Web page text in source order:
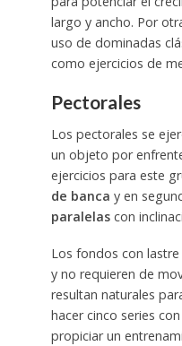
largo y ancho. Por
uso de dominadas
como ejercicios de
Pectorales
Los pectorales se
un objeto por
ejercicios para este
de banca y en
paralelascon
Los fondos con
y no requieren de
resultan naturales
hacer cinco series
propiciar un